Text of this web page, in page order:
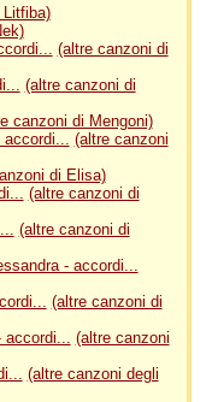
(altre canzoni di
(altre canzoni di
canzoni di Mengoni)
accordi... (altre canzoni
di Elisa)
(altre canzoni di
(altre canzoni di
- accordi...
(altre canzoni di
accordi... (altre canzoni
(altre canzoni degli